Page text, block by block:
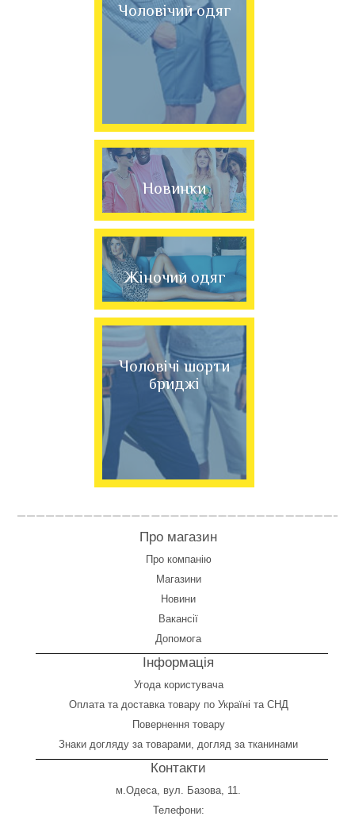
Чоловічий одяг
Новинки
Жіночий одяг
Чоловічі шорти
бриджі
Про магазин
Про компанію
Магазини
Новини
Вакансії
Допомога
Інформація
Угода користувача
Оплата та доставка товару по Україні та СНД
Повернення товару
Знаки догляду за товарами, догляд за тканинами
Контакти
м.Одеса, вул. Базова, 11.
Телефони: